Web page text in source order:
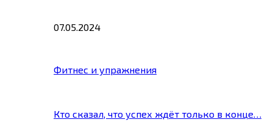
07.05.2024
Фитнес и упражнения
Кто сказал, что успех ждёт только в конце…